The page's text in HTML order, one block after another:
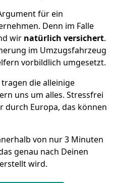
für ein
Denn im Falle
wir natürlich versichert.
im Umzugsfahrzeug
vorbildlich umgesetzt.
die alleinige
uns um alles. Stressfrei
durch Europa, das können
von nur3 Minuten
genau nach Deinen
wird.